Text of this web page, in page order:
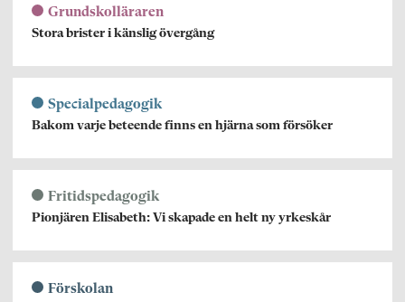
Grundskolläraren
Stora brister i känslig övergång
Specialpedagogik
Bakom varje beteende finns en hjärna som försöker
Fritidspedagogik
Pionjären Elisabeth: Vi skapade en helt ny yrkeskår
Förskolan